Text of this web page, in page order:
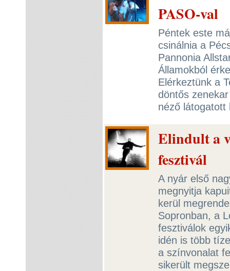
PASO-val
Péntek este
csinálnia a
Pannonia
Államokból
Elérkeztünk a
döntős
néző
Elindult a
fesztivál
A nyár első
megnyitja
kerül
Sopronban, a
fesztiválok
idén is több
a színvonalat
sikerült